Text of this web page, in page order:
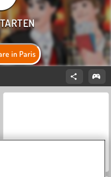
in Paris